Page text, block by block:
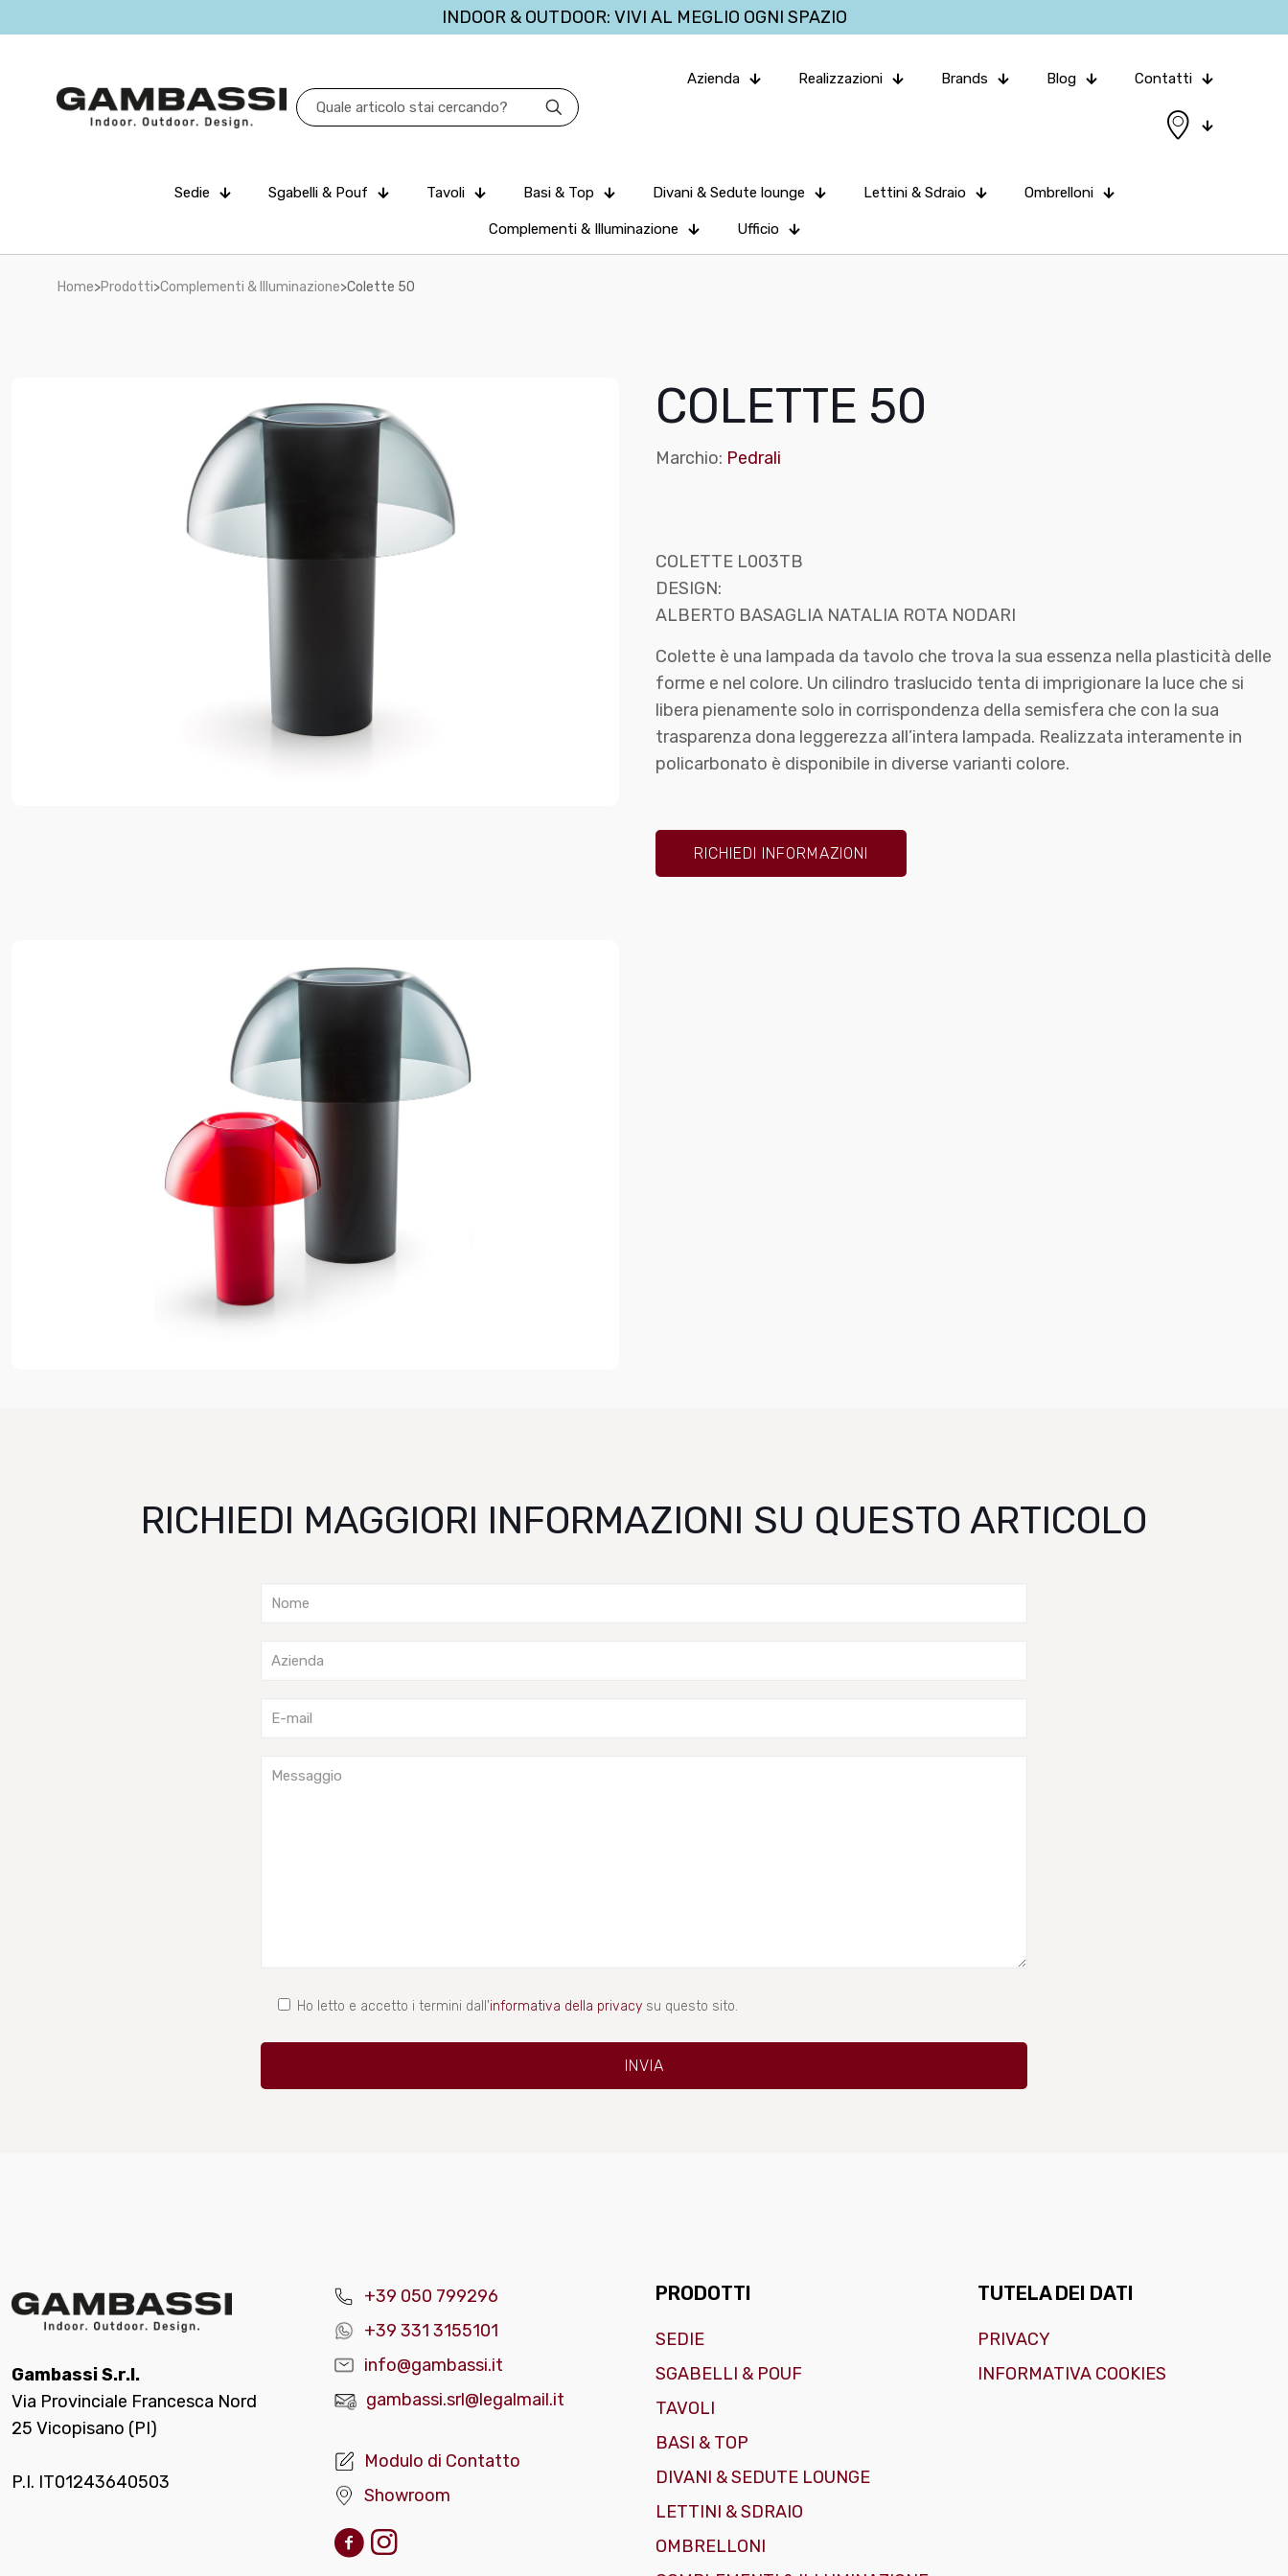
INDOOR & OUTDOOR: VIVI AL MEGLIO OGNI SPAZIO
Azienda Realizzazioni Brands Blog Contatti
Sedie Sgabelli & Pouf Tavoli Basi & Top Divani & Sedute lounge Lettini & Sdraio Ombrelloni
Complementi & Illuminazione Ufficio
Home>Prodotti>Complementi & Illuminazione>Colette 50
COLETTE 50
Marchio: Pedrali
COLETTE L003TB
DESIGN:
ALBERTO BASAGLIA NATALIA ROTA NODARI
Colette è una lampada da tavolo che trova la sua essenza nella plasticità delle
forme e nel colore. Un cilindro traslucido tenta di imprigionare la luce che si
libera pienamente solo in corrispondenza della semisfera che con la sua
trasparenza dona leggerezza all’intera lampada. Realizzata interamente in
policarbonato è disponibile in diverse varianti colore.
RICHIEDI INFORMAZIONI
RICHIEDI MAGGIORI INFORMAZIONI SU QUESTO ARTICOLO
Ho letto e accetto i termini dall'informativa della privacy su questo sito.
Gambassi S.r.l.
Via Provinciale Francesca Nord
25 Vicopisano (PI)
P.I. IT01243640503
+39 050 799296
+39 331 3155101
info@gambassi.it
gambassi.srl@legalmail.it
Modulo di Contatto
Showroom
PRODOTTI
SEDIE
SGABELLI & POUF
TAVOLI
BASI & TOP
DIVANI & SEDUTE LOUNGE
LETTINI & SDRAIO
OMBRELLONI
TUTELA DEI DATI
PRIVACY
INFORMATIVA COOKIES